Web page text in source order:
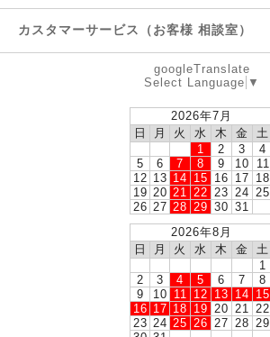
カスタマーサービス（お客様 相談室）
googleTranslate
Select Language ▼
2026年7月
日
月 火 水 木 金
土
1
2 3
4
5
6 7 8 9 10
11
12 13 14 15 16 17 18
19 20 21 22 23 24 25
26 27 28 29 30 31
2026年8月
日
月 火 水 木 金
土
1
2
3 4 5 6 7
8
9
10 11 12 13 14 15
16 17 18 19 20 21
22
23 24 25 26 27 28 29